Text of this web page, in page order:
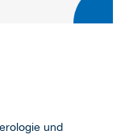
und